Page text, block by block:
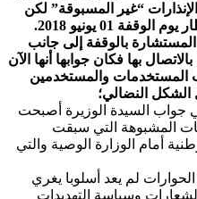
“غير المسبوقة” لكن
الوزارة لم تجب وفضلت انتظار يوم الوقفة 01 يونيو 2018.
بالوقفة إلى جانب
بها فكان جوابها أنها الآن
المستخدمات والمستخدمين
الشكل النضالي؛
جواب السيدة الوزيرة أصبحت
المشبوهة التي سبقت
أمام الوزارة الوصية والتي
لم يعد أسلوبا يغري
وسياسة التهديدات